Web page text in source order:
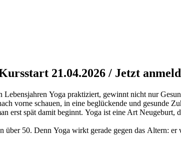
21.04.2026 / Jetzt
Lebensjahren Yoga praktiziert, gewinnt nicht nur
vorne schauen, in eine beglückende und gesunde
erst spät damit beginnt. Yoga ist eine Art Neugeburt,
50. Denn Yoga wirkt gerade gegen das Altern: